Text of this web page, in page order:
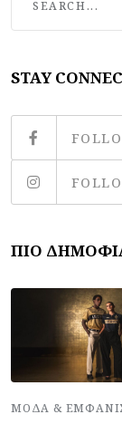
STAY
ΠΙΟ
ΜΌΔΑ &